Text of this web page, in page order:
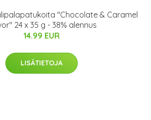
"Chocolate & Caramel
24 x 35 g - 38% alennus
14.99 EUR
LISÄTIETOJA